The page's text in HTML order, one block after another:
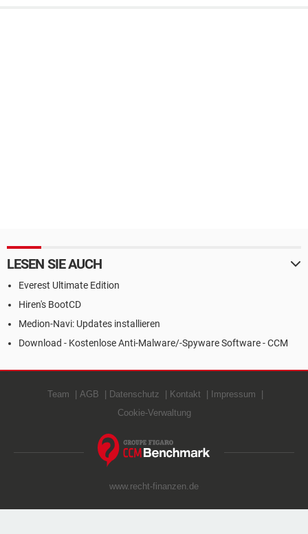
LESEN SIE AUCH
Everest Ultimate Edition
Hiren's BootCD
Medion-Navi: Updates installieren
Download - Kostenlose Anti-Malware/-Spyware Software - CCM
Team AGB Datenschutz Kontakt
Impressum
Cookie-Verwaltung
www.recht-finanzen.de